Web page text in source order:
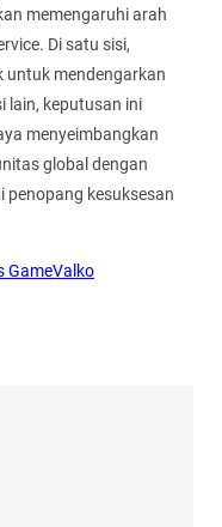
memengaruhi arah
Di satu sisi,
untuk mendengarkan
lain, keputusan ini
menyeimbangkan
global dengan
kesuksesan
GameValko